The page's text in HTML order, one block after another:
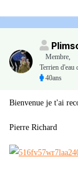
Membre,
Terrien d'eau
40ans
Bienvenue je t'ai
Pierre Richard